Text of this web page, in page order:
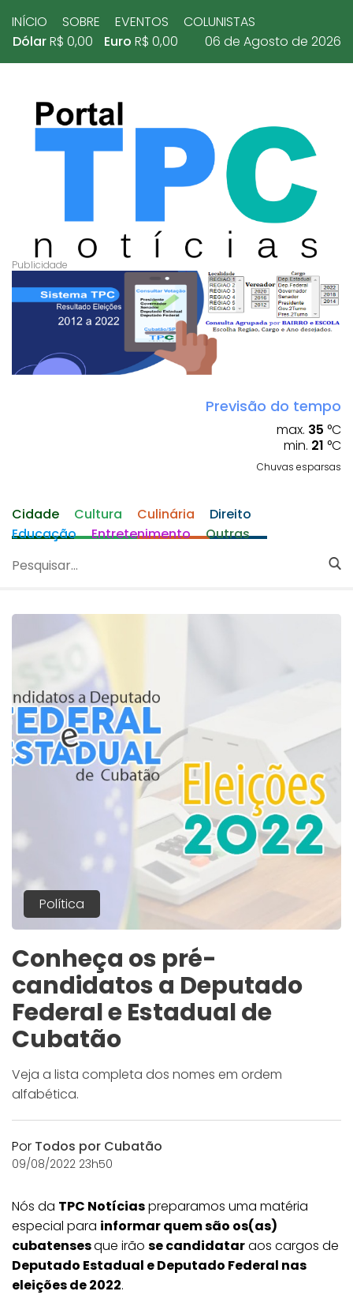
INÍCIO SOBRE EVENTOS
COLUNISTAS
DólarR$ 0,00 Euro R$ 0,00 06 de Agosto de 2026
Previsão do tempo
max. 35 °C
min. 21 °C
Chuvas esparsas
Cidade Cultura Culinária
Direito
Educação
Entretenimento Outras
Política
Conheça os pré-
candidatos a Deputado
Federal e Estadual de
Cubatão
Veja a lista completa dos nomes em ordem
alfabética.
Por Todos por Cubatão
09/08/2022 23h50
Nós da TPC Notíciaspreparamos uma matéria
especial para informar quem são os(as)
cubatensesque irão se candidataraos cargos de
Deputado Estadual e Deputado Federal nas
eleições de 2022.